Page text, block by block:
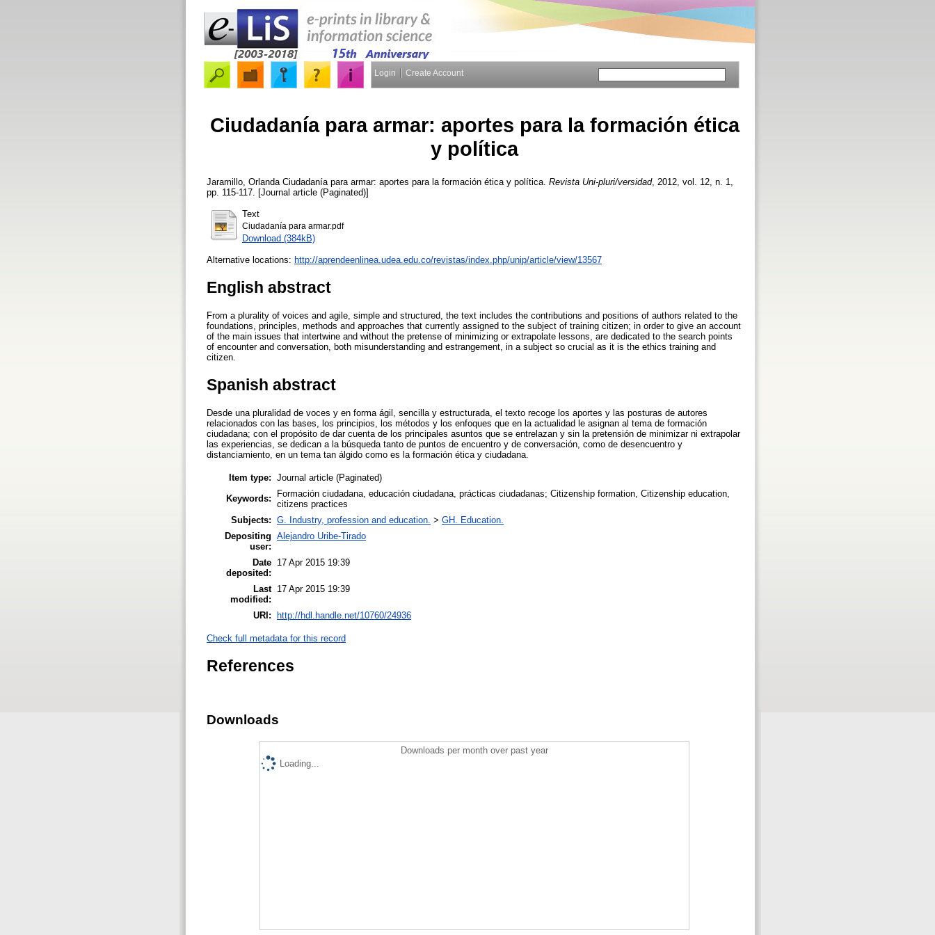
Login Create Account
Ciudadanía para armar: aportes para la formación ética
y política
Jaramillo, Orlanda Ciudadanía para armar: aportes para la formación ética y política. Revista Uni-pluri/versidad, 2012, vol. 12, n. 1,
pp. 115-117. [Journal article (Paginated)]
Text
Ciudadanía para armar.pdf
Download (384kB)
Alternative locations: http://aprendeenlinea.udea.edu.co/revistas/index.php/unip/article/view/13567
English abstract
From a plurality of voices and agile, simple and structured, the text includes the contributions and positions of authors related to the
foundations, principles, methods and approaches that currently assigned to the subject of training citizen; in order to give an account
of the main issues that intertwine and without the pretense of minimizing or extrapolate lessons, are dedicated to the search points
of encounter and conversation, both misunderstanding and estrangement, in a subject so crucial as it is the ethics training and
citizen.
Spanish abstract
Desde una pluralidad de voces y en forma ágil, sencilla y estructurada, el texto recoge los aportes y las posturas de autores
relacionados con las bases, los principios, los métodos y los enfoques que en la actualidad le asignan al tema de formación
ciudadana; con el propósito de dar cuenta de los principales asuntos que se entrelazan y sin la pretensión de minimizar ni extrapolar
las experiencias, se dedican a la búsqueda tanto de puntos de encuentro y de conversación, como de desencuentro y
distanciamiento, en un tema tan álgido como es la formación ética y ciudadana.
Item type: Journal article (Paginated)
Keywords:
Formación ciudadana, educación ciudadana, prácticas ciudadanas; Citizenship formation, Citizenship education,
citizens practices
Subjects: G. Industry, profession and education. > GH. Education.
Depositing
user:
Alejandro Uribe-Tirado
Date
deposited:
17 Apr 2015 19:39
Last
modified:
17 Apr 2015 19:39
URI: http://hdl.handle.net/10760/24936
Check full metadata for this record
References
Downloads
Downloads per month over past year
Loading...